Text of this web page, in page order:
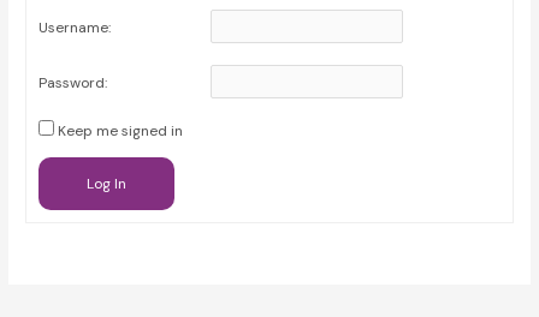
Username:
Password:
Keep me signed in
Log In